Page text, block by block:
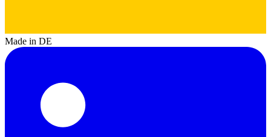
Made in DE